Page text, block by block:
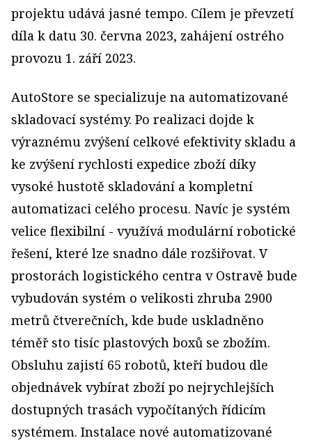
projektu udává jasné tempo. Cílem je převzetí
díla k datu 30. června 2023, zahájení ostrého
provozu 1. září 2023.
AutoStore se specializuje na automatizované
skladovací systémy. Po realizaci dojde k
výraznému zvýšení celkové efektivity skladu a
ke zvýšení rychlosti expedice zboží díky
vysoké hustotě skladování a kompletní
automatizaci celého procesu. Navíc je systém
velice flexibilní - využívá modulární robotické
řešení, které lze snadno dále rozšiřovat. V
prostorách logistického centra v Ostravě bude
vybudován systém o velikosti zhruba 2900
metrů čtverečních, kde bude uskladněno
téměř sto tisíc plastových boxů se zbožím.
Obsluhu zajistí 65 robotů, kteří budou dle
objednávek vybírat zboží po nejrychlejších
dostupných trasách vypočítaných řídicím
systémem. Instalace nové automatizované